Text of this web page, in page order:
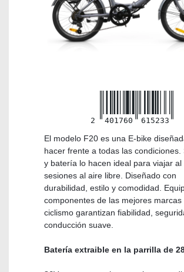
2 401760 615233
El modelo F20 es una E-bike
hacer frente a todas las condiciones.
y batería lo hacen ideal para viajar al
sesiones al aire libre. Diseñado con
durabilidad, estilo y comodidad.
componentes de las mejores marcas
ciclismo garantizan fiabilidad,
conducción suave.
Batería extraible en la parrilla de